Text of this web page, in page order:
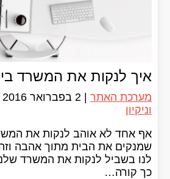
איך לנקות את המשרד
מערכת האתר 2 בפברואר 2016
וניקיון
אף אחד לא אוהב לנקות את
שמנקים את הבית מתוך אהבה
לנו בשביל לנקות את המשרד
כך קורה…